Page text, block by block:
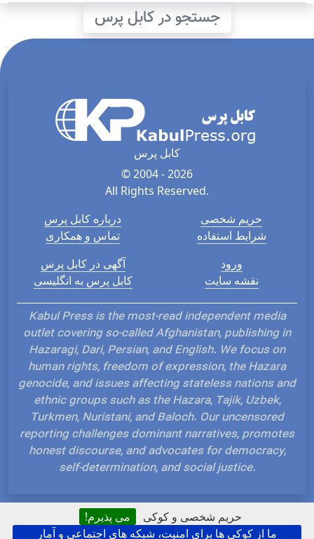
حریم شخصی و کوکی
می پذیرم!
ما از کوکی ها برای امنیت، شبکه های اجتماعی و آمار
جستجو در کابل پرس
کابل پرس
© 2004 - 2026
All Rights Reserved.
درباره کابل پرس
تماس و همکاری
حریم شخصی
شرایط استفاده
آگهی در کابل پرس
کابل پرس به انگلیسی
ورود
نقشه سایت
Kabul Press is the most-read independent media
outlet covering so-called Afghanistan, publishing in
Hazaragi, Dari, Persian, and English. We focus on
human rights, freedom of expression, the Hazara
genocide, and issues affecting stateless nations and
ethnic groups such as the Hazara, Tajik, Uzbek,
Turkmen, Nuristani, and Baloch. Our uncensored
reporting challenges dominant narratives, promotes
honest discourse, and advocates for democracy,
self-determination, and social justice.
Hosted and Developed by IP Plans